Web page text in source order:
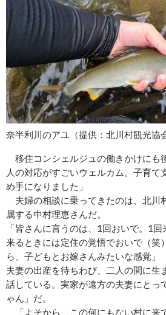
奈半利川のアユ（提供：北川村観光協
移住コンシェルジュの働きかけにも
人の対応がすごいウェルカム。子育て
め手になりました」
夫婦の相談に乗ってきたのは、北川
属する中村理恵さんだ。
「皆さんに言うのは、1回おいで。1
来るときには定住の覚悟でおいで（笑
ら、子どもとお嫁さんみたいな感覚」
夫妻の出産を待ちわび、二人の間に生
話している。実家が遠方の夫妻にとっ
ゃん」だ。
「よそから、この何にもない村に来